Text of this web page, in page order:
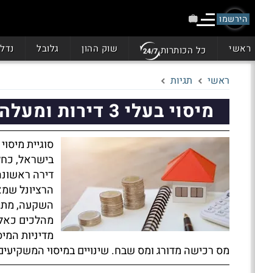
הירשמו
ראשי כל הכותרות שוק ההון גלובל
ראשי תגיות
מיסוי בעלי 3 דירות ומעלה
סוגיית
בישראל,
דירה
הרציונל
השקעה,
מהלכים
מדיניות
מס רכישה מדורג ומס שבח. שינויים במיסוי